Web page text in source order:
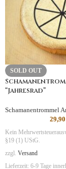
SOLD OUT
“Jahresrad”
Schamanentrommel
29,90
Kein
§19 (1) UStG.
zzgl. Versand
Lieferzeit: 6-9 Tage